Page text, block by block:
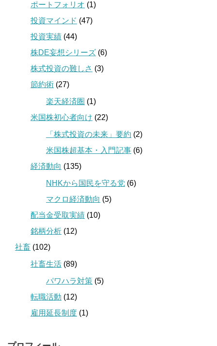
ポートフォリオ (1)
投資マインド (47)
投資実績 (44)
株DE妄想シリーズ (6)
株式投資の難しさ (3)
節約術 (27)
楽天経済圏 (1)
米国株初心者向け (22)
「株式投資の未来」要約 (2)
米国株超基本・入門記事 (6)
経済動向 (135)
NHKから国民を守る党 (6)
マクロ経済動向 (5)
配当金受取実績 (10)
銘柄分析 (12)
社畜 (102)
社畜生活 (89)
パワハラ対策 (5)
転職活動 (12)
雇用延長制度 (1)